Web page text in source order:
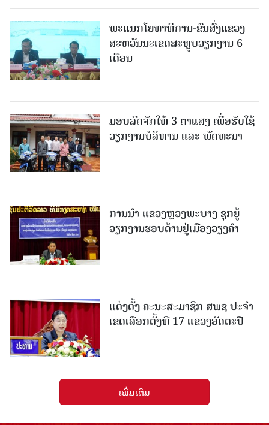
ພະແນກໂຍທາທິການ-ຂົນສົ່ງແຂວງ
ສະຫວັນນະເຂດສະຫຼຸບວຽກງານ 6
ເດືອນ
ມອບລົດຈັກໃຫ້ 3 ຕາແສງ ເພື່ອຮັບໃຊ້
ວຽກງານບໍລິຫານ ແລະ ພັດທະນາ
ການນຳ ແຂວງຫຼວງພະບາງ ຊຸກຍູ້
ວຽກງານຮອບດ້ານຢູ່ເມືອງວຽງຄໍາ
ແຕ່ງຕັ້ງ ຄະນະສະມາຊິກ ສພຊ ປະຈຳ
ເຂດເລືອກຕັ້ງທີ 17 ແຂວງອັດຕະປື
ເພີ່ມເຕີມ